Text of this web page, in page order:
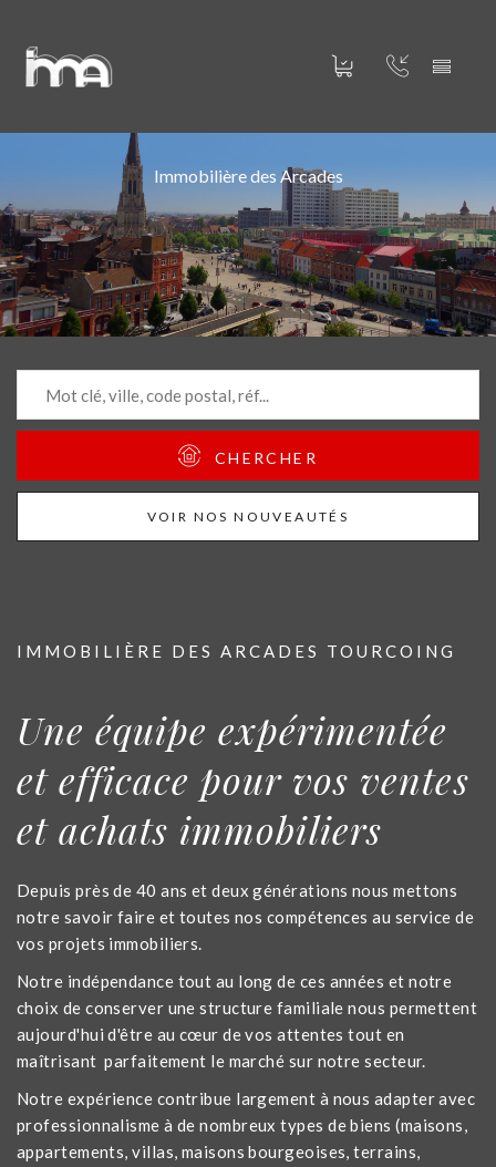
Immobilière des Arcades
CHERCHER
VOIR NOS NOUVEAUTÉS
IMMOBILIÈRE DES ARCADES TOURCOING
Une équipe expérimentée
et efficace pour vos ventes
et achats immobiliers
Depuis près de 40 ans et deux générations nous mettons
notre savoir faire et toutes nos compétences au service de
vos projets immobiliers.
Notre indépendance tout au long de ces années et notre
choix de conserver une structure familiale nous permettent
aujourd'hui d'être au cœur de vos attentes tout en
maîtrisant parfaitement le marché sur notre secteur.
Notre expérience contribue largement à nous adapter avec
professionnalisme à de nombreux types de biens (maisons,
appartements, villas, maisons bourgeoises, terrains,